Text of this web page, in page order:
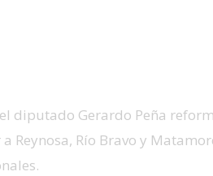
diputado Gerardo Peña
Reynosa, Río Bravo y